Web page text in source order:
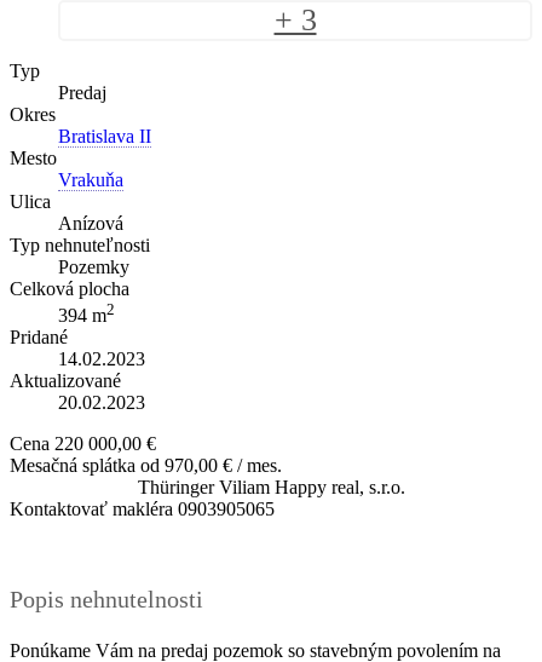
+ 3
Typ
Predaj
Okres
Bratislava II
Mesto
Vrakuňa
Ulica
Anízová
Typ nehnuteľnosti
Pozemky
Celková plocha
394 m2
Pridané
14.02.2023
Aktualizované
20.02.2023
Cena 220 000,00 €
Mesačná splátka od 970,00 € / mes.
Thüringer Viliam Happy real, s.r.o.
Kontaktovať makléra 0903905065
Popis nehnutelnosti
Ponúkame Vám na predaj pozemok so stavebným povolením na